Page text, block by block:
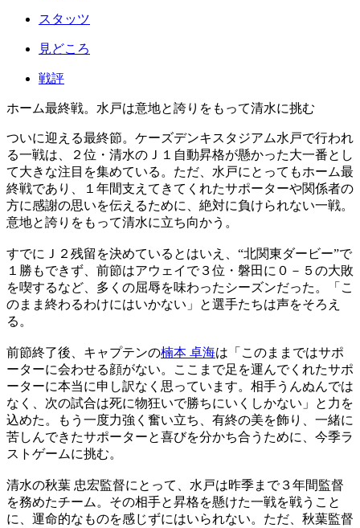
スタッツ
見どころ
戦評
ホーム最終戦。水戸は意地と誇りをもって清水に挑む
ついに迎える最終節。ケーズデンキスタジアム水戸で行われ
る一戦は、２位・清水のＪ１自動昇格が懸かった大一番とし
て大きな注目を集めている。ただ、水戸にとってもホーム最
終戦であり、１年間支えてきてくれたサポーターや関係者の
方に感謝の思いを伝えるために、絶対に負けられない一戦。
意地と誇りをもって清水に立ち向かう。
すでにＪ２残留を決めているとはいえ、“北関東ダービー”で
１勝もできず、前節はアウェイで３位・磐田に０－５の大敗
を喫するなど、多くの屈辱を味わったシーズンだった。「こ
のまま終わるわけにはいかない」と選手たちは声をそろえ
る。
前節終了後、キャプテンの楠本 卓海は「このままではサポ
ーターに会わせる顔がない。ここまで足を運んでくれたサポ
ーターに本当に申し訳なく思っています。相手うんぬんでは
なく、次の試合は死に物狂いで勝ちにいくしかない」と力を
込めた。もう一度力強く奮い立ち、有終の美を飾り、一緒に
苦しんできたサポーターと喜びを分かち合うために、今季ラ
ストゲームに挑む。
清水の秋葉 忠宏監督にとって、水戸は昨季まで３年間監督
を務めたチーム。その相手と昇格を懸けた一戦を戦うこと
に、運命的なものを感じずにはいられない。ただ、秋葉監督